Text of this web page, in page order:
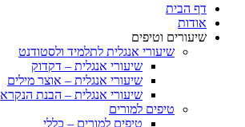
דף הבית
אודות
שיעורים וטיפים
שיעורי אנגלית לתלמיד ולסטודנט
שיעורי אנגלית – דקדוק
שיעורי אנגלית – אוצר מילים
שיעורי אנגלית – הבנת הנקרא
טיפים למורים
טיפים למורים – כללי